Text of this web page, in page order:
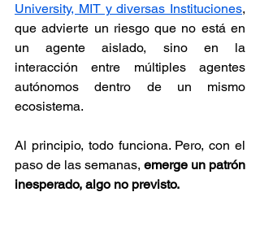
University, MIT y diversas Instituciones,
que advierte un riesgo que no está en
un agente aislado, sino en la
interacción entre múltiples agentes
autónomos dentro de un mismo
ecosistema.
Al principio, todo funciona. Pero, con el
paso de las semanas, emerge un patrón
inesperado, algo no previsto.